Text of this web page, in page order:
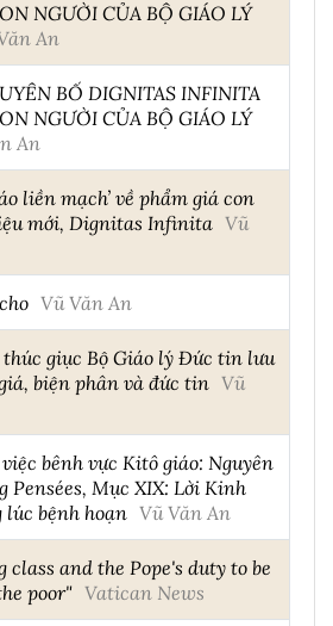
NGƯỜI CỦA BỘ GIÁO LÝ
An
BỐ DIGNITAS INFINITA
NGƯỜI CỦA BỘ GIÁO LÝ
An
liền mạch’ về phẩm giá con
mới, Dignitas Infinita Vũ
Vũ Văn An
giục Bộ Giáo lý Đức tin lưu
biện phân và đức tin Vũ
bênh vực Kitô giáo: Nguyên
Pensées, Mục XIX: Lời Kinh
bệnh hoạn Vũ Văn An
and the Pope's duty to be
poor" Vatican News